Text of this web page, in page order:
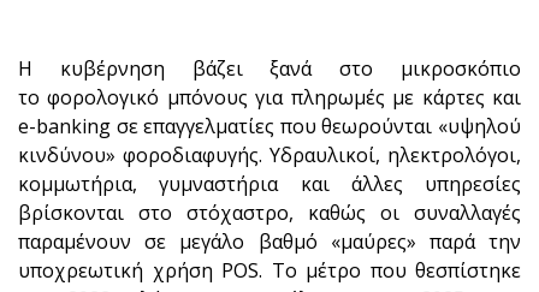
Η κυβέρνηση βάζει ξανά στο μικροσκόπιο
το φορολογικό μπόνους για πληρωμές με κάρτες και
e-banking σε επαγγελματίες που θεωρούνται «υψηλού
κινδύνου» φοροδιαφυγής. Υδραυλικοί, ηλεκτρολόγοι,
κομμωτήρια, γυμναστήρια και άλλες υπηρεσίες
βρίσκονται στο στόχαστρο, καθώς οι συναλλαγές
παραμένουν σε μεγάλο βαθμό «μαύρες» παρά την
υποχρεωτική χρήση POS. Το μέτρο που θεσπίστηκε